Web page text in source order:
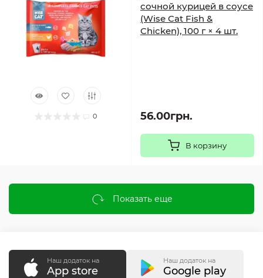
0
сочной курицей в соусе
(Wise Cat Fish &
Chicken), 100 г × 4 шт.
56.00грн.
В корзину
Показать еще
Наш додаток на
App store
Наш додаток на
Google play